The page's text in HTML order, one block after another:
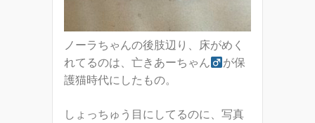
ノーラちゃんの後肢辺り、床がめく
れてるのは、亡きあーちゃん
が保
護猫時代にしたもの。
しょっちゅう目にしてるのに、写真